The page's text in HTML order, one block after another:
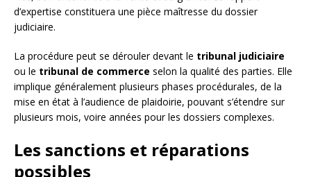
d’expertise constituera une pièce maîtresse du dossier
judiciaire.
La procédure peut se dérouler devant le tribunal judiciaire
ou le tribunal de commerce selon la qualité des parties. Elle
implique généralement plusieurs phases procédurales, de la
mise en état à l’audience de plaidoirie, pouvant s’étendre sur
plusieurs mois, voire années pour les dossiers complexes.
Les sanctions et réparations
possibles